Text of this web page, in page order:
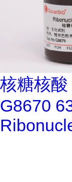
核糖核酸
G8670